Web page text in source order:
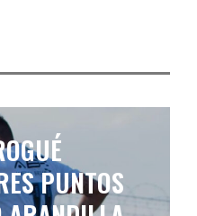
RECIBE